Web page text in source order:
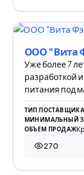
ООО "Вита
Уже более 7
разработкой
питания под
ТИП ПОСТАВЩИКА
МИНИМАЛЬНЫЙ
ОБЪЕМ ПРОДАЖ
270
270